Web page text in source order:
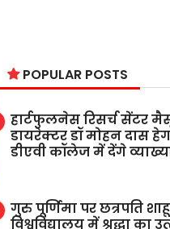
POPULAR POSTS
हार्टफुलनेस रिसर्च सेंटर
डायरेक्टर डॉ मोहन दास
डीएवी कॉलेज में देंगे
गुरु पूर्णिमा पर छत्रपति
विश्वविद्यालय में श्रद्धा का